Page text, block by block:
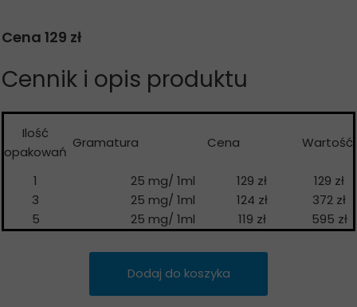
Cena 129 zł
Cennik i opis produktu
Ilość
opakowań
Gramatura Cena Wartość
1 25 mg/ 1ml 129 zł
129 zł
3
25 mg/ 1ml 124 zł
372 zł
5
25 mg/ 1ml 119 zł 595 zł
Dodaj do koszyka